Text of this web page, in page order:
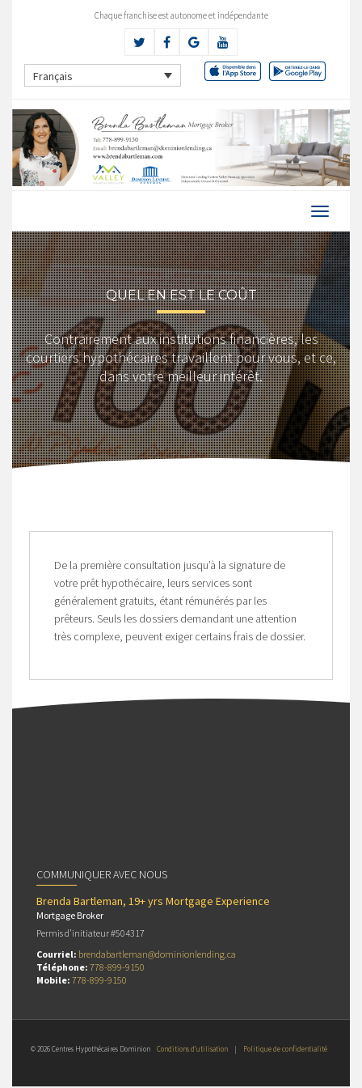
Chaque franchise est autonome et indépendante
Français
QUEL EN EST LE COÛT
Contrairement aux institutions financières, les
courtiers hypothécaires travaillent pour vous, et ce,
dans votre meilleur intérêt.
De la première consultation jusqu’à la signature de
votre prêt hypothécaire, leurs services sont
généralement gratuits, étant rémunérés par les
prêteurs. Seuls les dossiers demandant une attention
très complexe, peuvent exiger certains frais de dossier.
COMMUNIQUER AVEC NOUS
Brenda Bartleman, 19+ yrs Mortgage Experience
Mortgage Broker
Permis d’initiateur #504317
Courriel: brendabartleman@dominionlending.ca
Téléphone: 778-899-9150
Mobile: 778-899-9150
© 2026 Centres Hypothécaires Dominion Conditions d’utilisation Politique de confidentialité